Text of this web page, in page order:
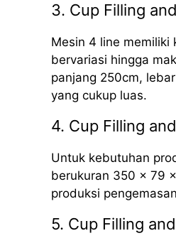
3. Cup Filling
Mesin 4 line memiliki
bervariasi hingga
panjang 250cm,
yang cukup luas.
4. Cup Filling
Untuk kebutuhan
berukuran 350 x 79
produksi
5. Cup Filling